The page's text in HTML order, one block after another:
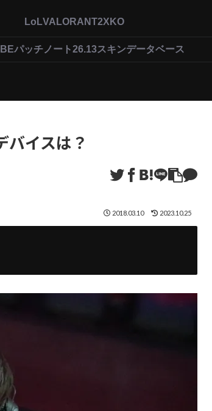
LoLVALORANT2XKO
パッチノート26.13スキンデータベース
バイスは？
2018.03.10 2023.10.25